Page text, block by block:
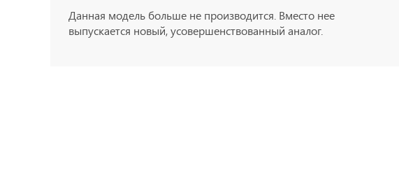
Данная модель больше не производится. Вместо нее
выпускается новый, усовершенствованный аналог.